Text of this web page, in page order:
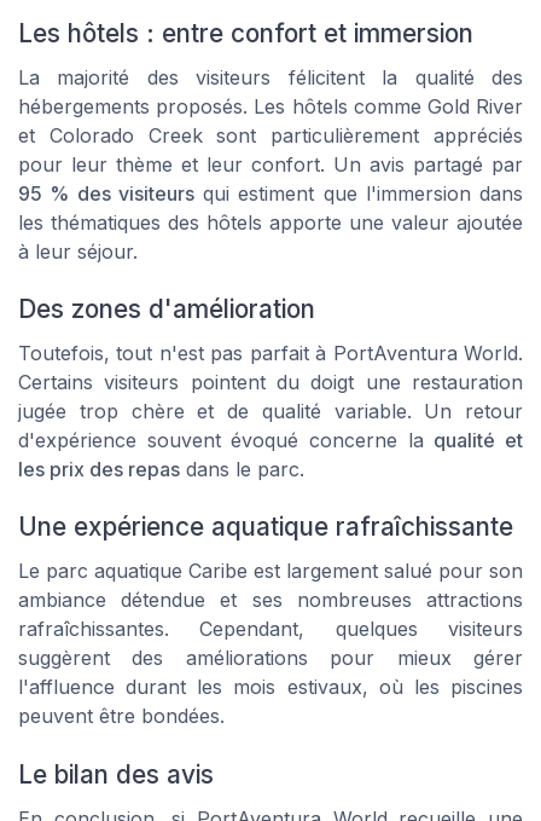
Les hôtels : entre confort et immersion
La majorité des visiteurs félicitent la qualité des
hébergements proposés. Les hôtels comme Gold River
et Colorado Creeksont particulièrement appréciés
pour leur thème et leur confort. Un avis partagé par
95 % des visiteursqui estiment que l'immersion dans
les thématiques des hôtels apporte une valeur ajoutée
à leur séjour.
Des zones d'amélioration
Toutefois, tout n'est pas parfait à PortAventura World.
Certains visiteurs pointent du doigt une restauration
jugée trop chère et de qualité variable. Un retour
d'expérience souvent évoqué concerne la qualité et
les prix des repas dans le parc.
Une expérience aquatique rafraîchissante
Le parc aquatique Caribe est largement salué pour son
ambiance détendue et ses nombreuses attractions
rafraîchissantes. Cependant, quelques visiteurs
suggèrent des améliorations pour mieux gérer
l'affluence durant les mois estivaux, où les piscines
peuvent être bondées.
Le bilan des avis